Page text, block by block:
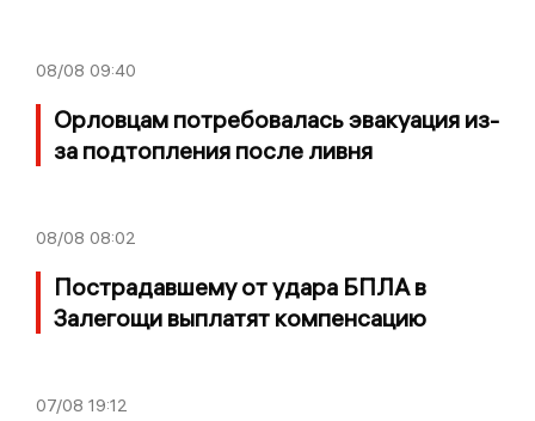
08/08 09:40
Орловцам потребовалась эвакуация из-
за подтопления после ливня
08/08 08:02
Пострадавшему от удара БПЛА в
Залегощи выплатят компенсацию
07/08 19:12